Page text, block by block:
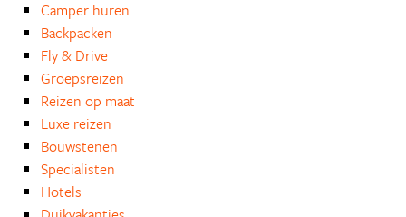
Camper huren
Backpacken
Fly & Drive
Groepsreizen
Reizen op maat
Luxe reizen
Bouwstenen
Specialisten
Hotels